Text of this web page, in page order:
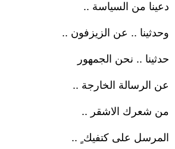
دعينا من السياسة ..
وحدثينا .. عن الزيزفون ..
حدثينا .. نحن الجمهور
عن الرسالة الخارجة ..
من شعرك الاشقر ..
المرسل على كتفيك ٍ ..